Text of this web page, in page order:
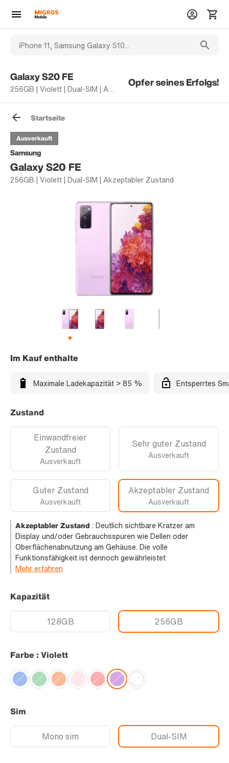
Galaxy S20 FE
256GB | Violett | Dual-SIM | Akzeptabler Zustand
Opfer seines Erfolgs!
Startseite
Samsung
Galaxy S20 FE
256GB | Violett | Dual-SIM | Akzeptabler Zustand
Ausverkauft
Im Kauf enthalte
Maximale Ladekapazität > 85 % Entsperrtes
Zustand
Einwandfreier
Zustand
Ausverkauft
Sehr guter Zustand
Ausverkauft
Guter Zustand
Ausverkauft
Akzeptabler Zustand
Ausverkauft
Akzeptabler Zustand : Deutlich sichtbare Kratzer am
Display und/oder Gebrauchsspuren wie Dellen oder
Oberflächenabnutzung am Gehäuse. Die volle
Funktionsfähigkeit ist dennoch gewährleistet
Mehr erfahren
Kapazität
128GB 256GB
Farbe : Violett
Sim
Mono sim Dual-SIM